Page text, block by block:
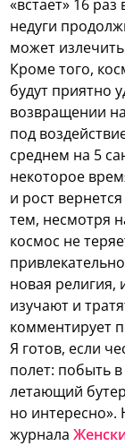
«встает» 16
недуги
может
Кроме того,
будут приятно
возвращении
под
среднем на 5
некоторое
и рост
тем, несмотря
космос не
новая религия,
изучают и
комментирует
Я готов, если
полет: побыть
летающий
но интересно».
журнала